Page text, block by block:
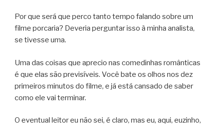
Por que será que perco tanto tempo falando sobre um
filme porcaria? Deveria perguntar isso à minha analista,
se tivesse uma.
Uma das coisas que aprecio nas comedinhas românticas
é que elas são previsíveis. Você bate os olhos nos dez
primeiros minutos do filme, e já está cansado de saber
como ele vai terminar.
O eventual leitor eu não sei, é claro, mas eu, aqui, euzinho,